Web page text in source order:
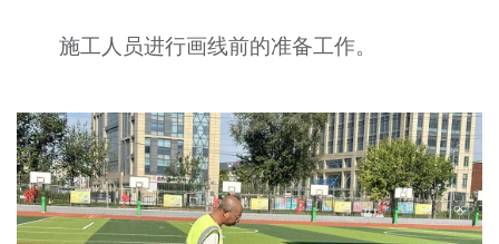
施工人员进行画线前的准备工作。